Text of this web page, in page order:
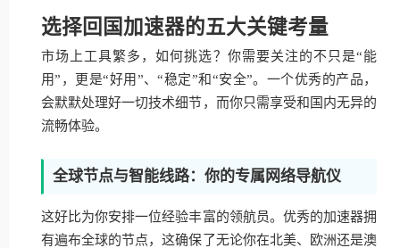
选择回国加速器的五大关键考量
市场上工具繁多，如何挑选？你需要关注的不只是“能
用”，更是“好用”、“稳定”和“安全”。一个优秀的产品，
会默默处理好一切技术细节，而你只需享受和国内无异的
流畅体验。
全球节点与智能线路：你的专属网络导航仪
这好比为你安排一位经验丰富的领航员。优秀的加速器拥
有遍布全球的节点，这确保了无论你在北美、欧洲还是澳